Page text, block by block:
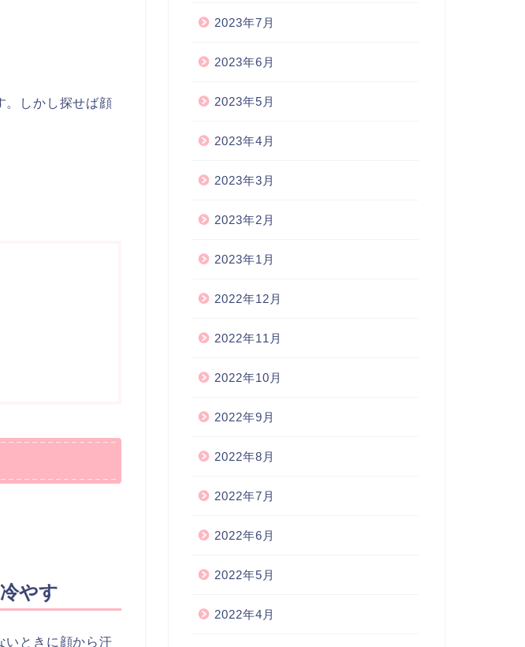
。しかし探せば顔
やす
いときに顔から汗
2023年7月
2023年6月
2023年5月
2023年4月
2023年3月
2023年2月
2023年1月
2022年12月
2022年11月
2022年10月
2022年9月
2022年8月
2022年7月
2022年6月
2022年5月
2022年4月